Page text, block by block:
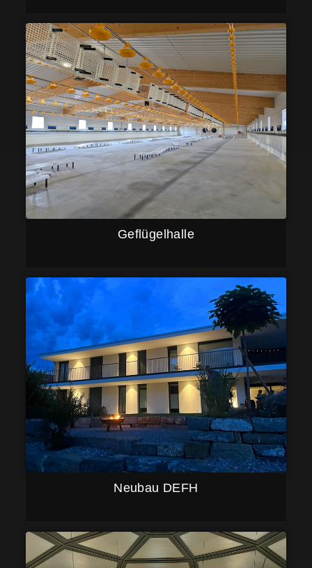
Geflügelhalle
Neubau DEFH